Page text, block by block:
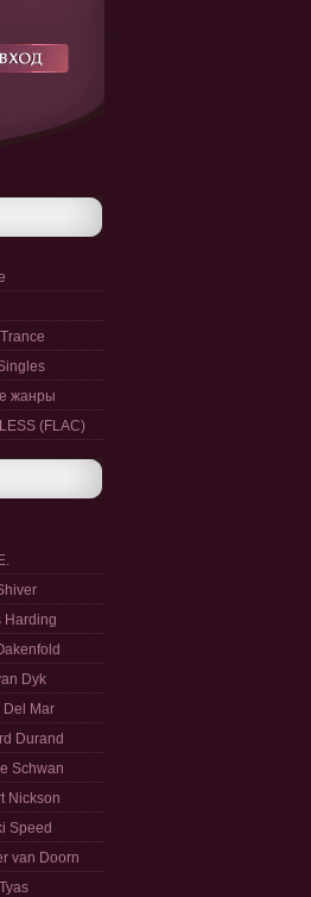
жанры
(FLAC)
Harding
Dyk
Del Mar
Durand
Schwan
Nickson
Speed
van Doorn